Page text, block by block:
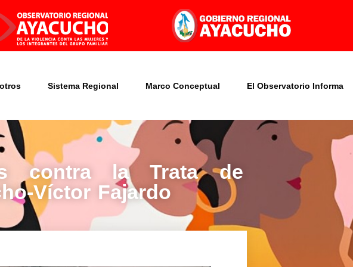
Sistema Regional Marco Conceptual El Observatorio Informa
contra la Trata de
Víctor Fajardo